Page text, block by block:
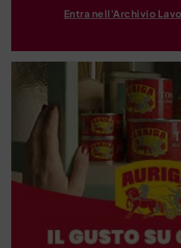
Entra nell'Archivio